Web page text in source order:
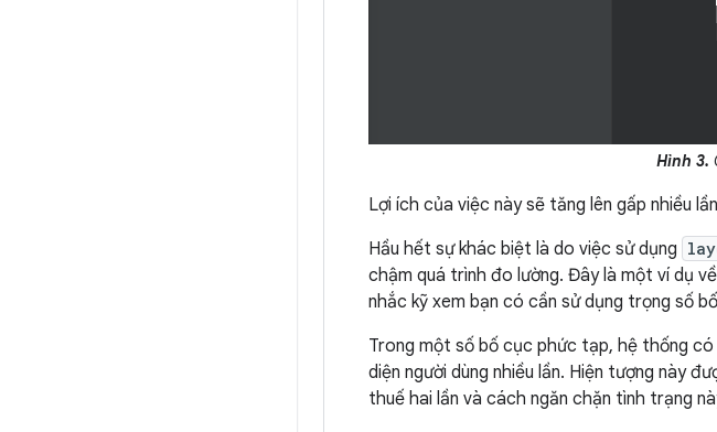
Hình 3.
Lợi ích của việc này sẽ tăng lên gấp nhiều
Hầu hết sự khác biệt là do việc sử dụng
chậm quá trình đo lường. Đây là một ví dụ
nhắc kỹ xem bạn có cần sử dụng trọng số
Trong một số bố cục phức tạp, hệ thống
diện người dùng nhiều lần. Hiện tượng này
thuế hai lần và cách ngăn chặn tình trạng